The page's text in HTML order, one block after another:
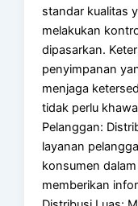
standar kualitas
melakukan
dipasarkan.
penyimpanan
menjaga
tidak perlu
Pelanggan:
layanan
konsumen
memberikan